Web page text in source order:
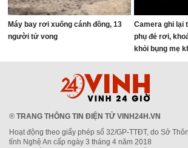
Máy bay rơi xuống cánh đồng, 13
người tử vong
Camera ghi lại
phụ đẻ rơi,
khỏi bụng mẹ
thót tim
® TRANG THÔNG TIN ĐIỆN TỬ VINH24H.VN
Hoạt động theo giấy phép số 32/GP-TTĐT, do Sở
tỉnh Nghệ An cấp ngày 3 tháng 4 năm 2018